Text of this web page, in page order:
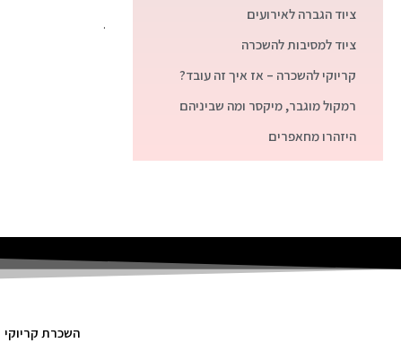
ציוד הגברה לאירועים
ציוד למסיבות להשכרה
קריוקי להשכרה – אז איך זה עובד?
רמקול מוגבר, מיקסר ומה שביניהם
היזהרו מחאפרים
.
השכרת קריוקי